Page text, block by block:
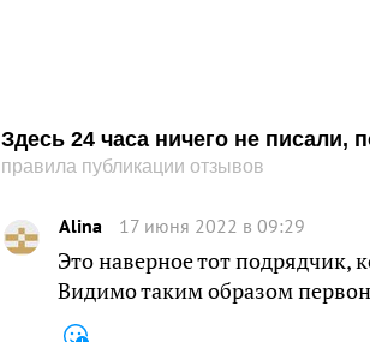
Здесь 24 часа ничего не писали,
правила публикации отзывов
Alina 17 июня 2022 в 09:29
Это наверное тот подрядчик,
Видимо таким образом